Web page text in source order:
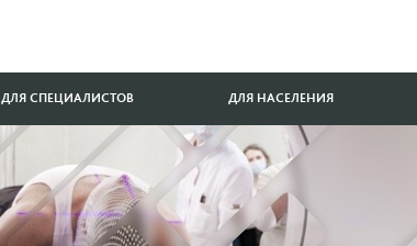
ДЛЯ СПЕЦИАЛИСТОВ ДЛЯ НАСЕЛЕНИЯ